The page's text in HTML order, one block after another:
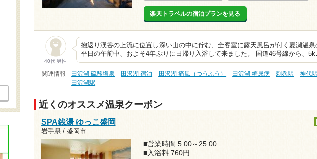
楽天トラベルの宿泊プランを見る
40代 男性
抱返り渓谷の上流に位置し深い山の中に佇む、全客室に露天風呂が付く夏瀬温泉
平日の午前中、およそ4年ぶりに日帰り入浴して来ました。 国道46号線から、
関連情報 田沢湖 硫酸塩泉 田沢湖 宿泊 田沢湖 痛風（つうふう） 田沢湖 糖尿病 刺巻駅 神代駅
田沢湖駅
近くのオススメ温泉クーポン
SPA銭湯 ゆっこ盛岡
岩手県 / 盛岡市
■営業時間 5:00～25:00
■入浴料 760円